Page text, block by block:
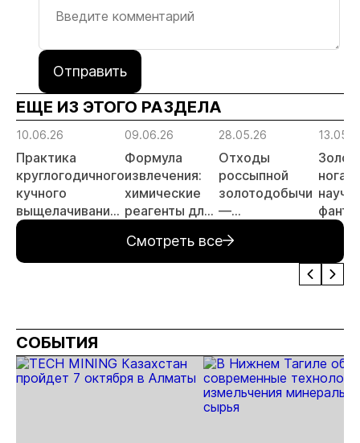
Отправить
ЕЩЕ ИЗ ЭТОГО РАЗДЕЛА
10.06.26
Практика
круглогодичного
кучного
выщелачивания
в условиях
Севера
09.06.26
Формула
извлечения:
химические
реагенты для
28.05.26
Отходы
россыпной
золотодобычи
—
объекты для
инвестиций
Смотреть все
СОБЫТИЯ